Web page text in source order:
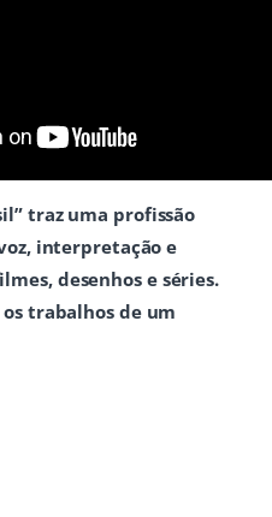
traz uma profissão
interpretação e
desenhos e séries.
trabalhos de um